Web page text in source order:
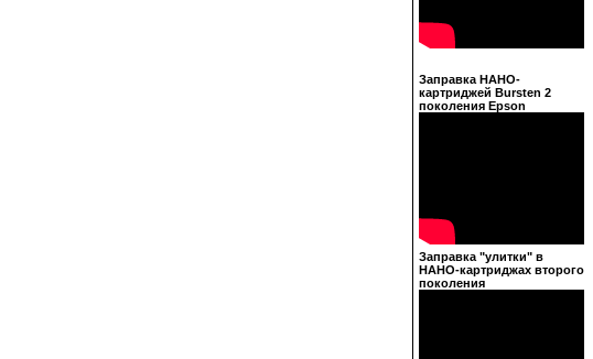
Заправка НАНО-
картриджей Bursten 2
поколения Epson
Заправка "улитки" в
НАНО-картриджах второго
поколения